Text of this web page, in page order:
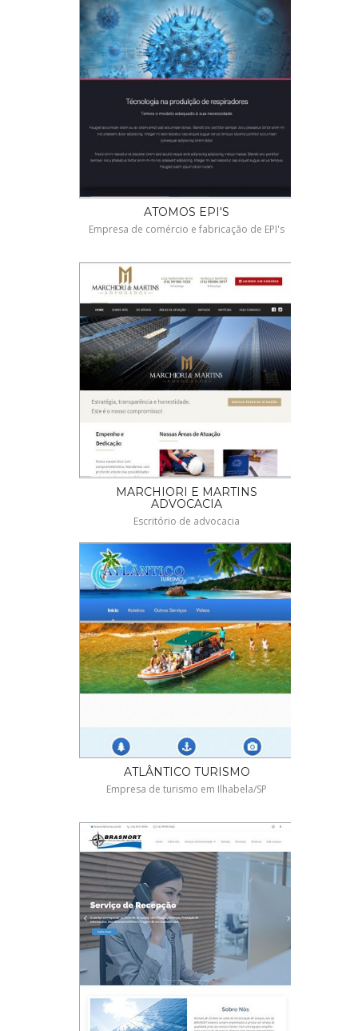
ATOMOS EPI'S
Empresa de comércio e fabricação de EPI's
MARCHIORI E MARTINS
ADVOCACIA
Escritório de advocacia
ATLÂNTICO TURISMO
Empresa de turismo em Ilhabela/SP